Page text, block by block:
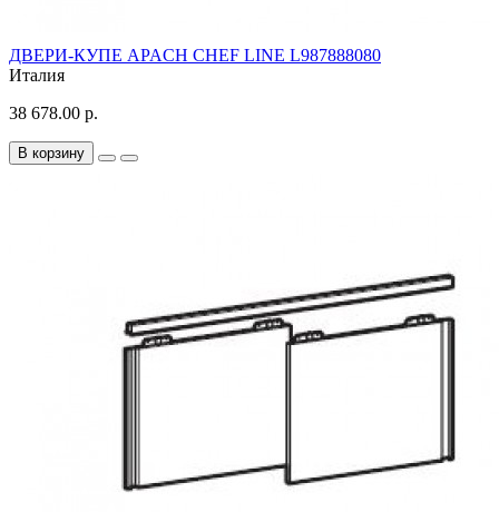
ДВЕРИ-КУПЕ APACH CHEF LINE L987888080
Италия
38 678.00 р.
В корзину